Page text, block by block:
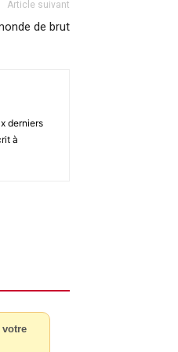
Article suivant
de brut
derniers
à